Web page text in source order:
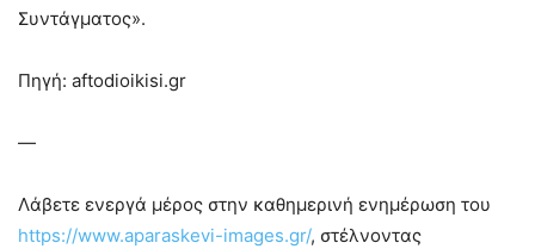
Συντάγματος».
Πηγή: aftodioikisi.gr
—
Λάβετε ενεργά μέρος στην καθημερινή ενημέρωση του
https://www.aparaskevi-images.gr/, στέλνοντας